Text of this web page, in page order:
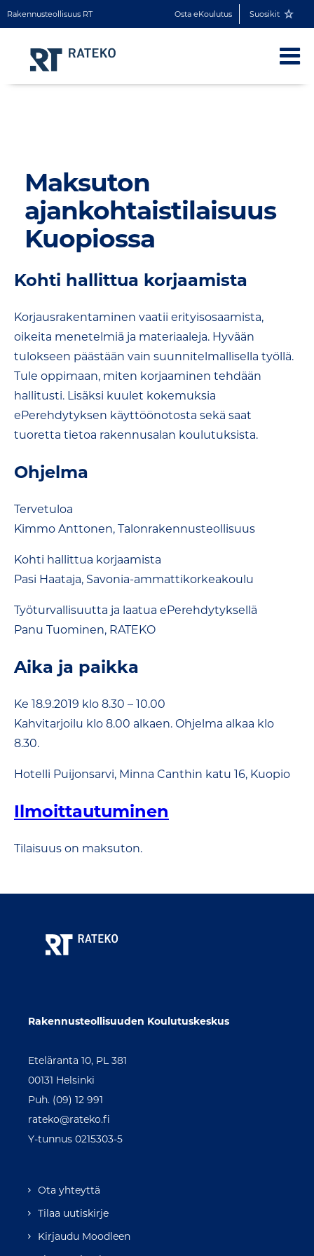
Rakennusteollisuus RT Osta eKoulutus Suosikit
Maksuton
ajankohtaistilaisuus
Kuopiossa
Kohti hallittua korjaamista
Korjausrakentaminen vaatii erityisosaamista,
oikeita menetelmiä ja materiaaleja. Hyvään
tulokseen päästään vain suunnitelmallisella työllä.
Tule oppimaan, miten korjaaminen tehdään
hallitusti. Lisäksi kuulet kokemuksia
ePerehdytyksen käyttöönotosta sekä saat
tuoretta tietoa rakennusalan koulutuksista.
Ohjelma
Tervetuloa
Kimmo Anttonen, Talonrakennusteollisuus
Kohti hallittua korjaamista
Pasi Haataja, Savonia-ammattikorkeakoulu
Työturvallisuutta ja laatua ePerehdytyksellä
Panu Tuominen, RATEKO
Aika ja paikka
Ke 18.9.2019 klo 8.30 – 10.00
Kahvitarjoilu klo 8.00 alkaen. Ohjelma alkaa klo
8.30.
Hotelli Puijonsarvi, Minna Canthin katu 16, Kuopio
Ilmoittautuminen
Tilaisuus on maksuton.
Rakennusteollisuuden Koulutuskeskus
Eteläranta 10, PL 381
00131 Helsinki
Puh. (09) 12 991
rateko@rateko.fi
Y-tunnus 0215303-5
Ota yhteyttä
Tilaa uutiskirje
Kirjaudu Moodleen